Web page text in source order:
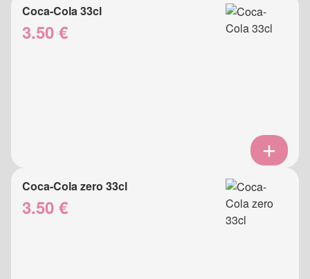
Coca-Cola 33cl
3.50 €
Coca-Cola zero 33cl
3.50 €